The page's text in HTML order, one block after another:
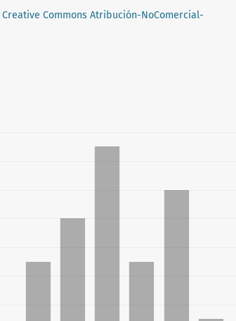
Creative Commons Atribución-NoComercial-